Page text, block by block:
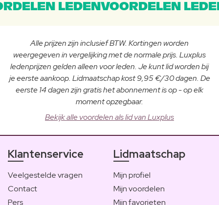
LEDENVOORDELEN
Alle prijzen zijn inclusief BTW. Kortingen worden
weergegeven in vergelijking met de normale prijs. Luxplus
ledenprijzen gelden alleen voor leden. Je kunt lid worden bij
je eerste aankoop. Lidmaatschap kost 9,95 €/30 dagen. De
eerste 14 dagen zijn gratis het abonnement is op - op elk
moment opzegbaar.
Bekijk alle voordelen als lid van Luxplus
Klantenservice
Veelgestelde vragen
Contact
Pers
Lidmaatschap
Mijn profiel
Mijn voordelen
Mijn favorieten